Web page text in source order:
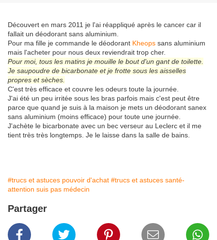
Découvert en mars 2011 je l'ai réappliqué après le cancer car il
fallait un déodorant sans aluminium.
Pour ma fille je commande le déodorant Kheops sans aluminium
mais l'acheter pour nous deux reviendrait trop cher.
Pour moi, tous les matins je mouille le bout d'un gant de toilette.
Je saupoudre de bicarbonate et je frotte sous les aisselles
propres et sèches.
C'est très efficace et couvre les odeurs toute la journée.
J'ai été un peu irritée sous les bras parfois mais c'est peut être
parce que quand je suis à la maison je mets un déodorant sanex
sans aluminium (moins efficace) pour toute une journée.
J'achète le bicarbonate avec un bec verseur au Leclerc et il me
tient très très longtemps. Je le laisse dans la salle de bains.
#trucs et astuces pouvoir d'achat #trucs et astuces santé-
attention suis pas médecin
Partager